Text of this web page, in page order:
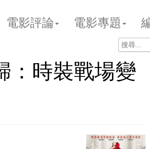
電影評論 電影專題
：時裝戰場變